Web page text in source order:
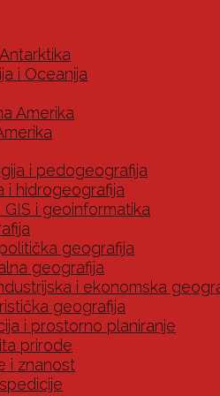
i Oceanija
Amerika
i pedogeografija
i hidrogeografija
GIS i geoinformatika
geografija
geografija
i ekonomska
geografija
i prostorno planiranje
prirode
i znanost